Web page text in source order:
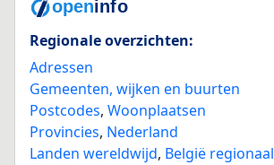
Regionale overzichten:
Adressen
Gemeenten, wijken en buurten
Postcodes, Woonplaatsen
Provincies, Nederland
Landen wereldwijd, België regionaal